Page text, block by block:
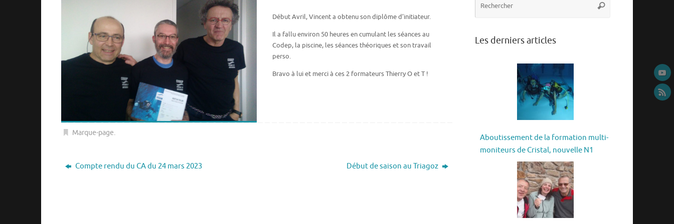
Début Avril, Vincent a obtenu son diplôme d’initiateur.
Il a fallu environ 50 heures en cumulant les séances au
Codep, la piscine, les séances théoriques et son travail
perso.
Bravo à lui et merci à ces 2 formateurs Thierry O et T !
Marque-page.
Compte rendu du CA du 24 mars 2023 Début de saison au Triagoz
Rechercher
Les derniers articles
Aboutissement de la formation multi-
moniteurs de Cristal, nouvelle N1